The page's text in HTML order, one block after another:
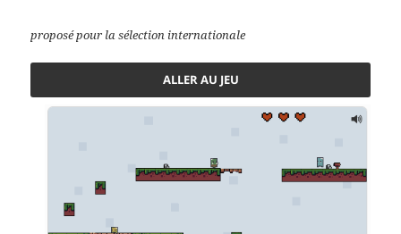
proposé pour la sélection internationale
ALLER AU JEU